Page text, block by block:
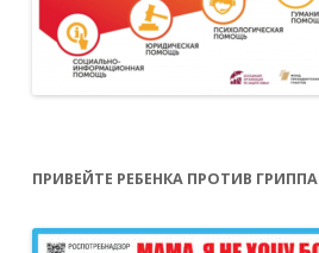
ПРИВЕЙТЕ РЕБЕНКА ПРОТИВ ГРИППА